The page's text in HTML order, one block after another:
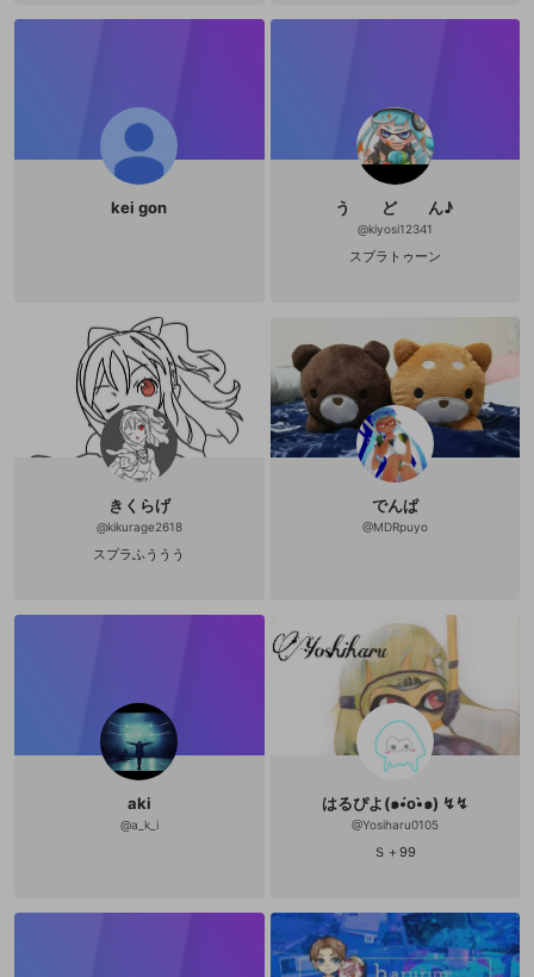
kei gon う ど ん♪
@kiyosi12341
スプラトゥーン
きくらげ
@kikurage2618
スプラふううう
でんぱ
@MDRpuyo
aki
@a_k_i
はるぴよ(๑•́o•̀๑) ↯↯
@Yosiharu0105
Ｓ＋99